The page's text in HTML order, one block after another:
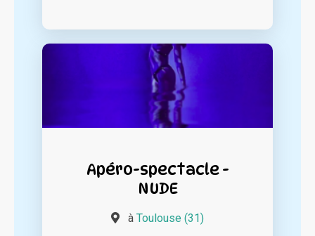
Apéro-spectacle -
NUDE
à Toulouse (31)